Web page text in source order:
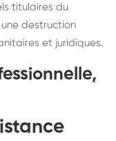
titulaires du
destruction
et juridiques.